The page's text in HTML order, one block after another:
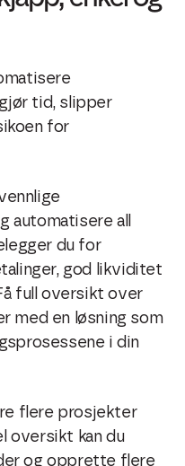
tid, slipper
for
automatisere all
du for
god likviditet
full oversikt over
med en løsning som
i din
flere prosjekter
oversikt kan du
og opprette flere